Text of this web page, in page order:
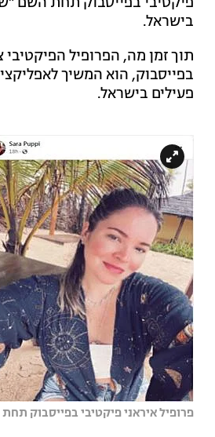
בישראל.
תוך זמן מה, הפרופיל
בפייסבוק, הוא המשיך
פעילים בישראל.
פרופיל איראני פיקטיבי בפייסבוק